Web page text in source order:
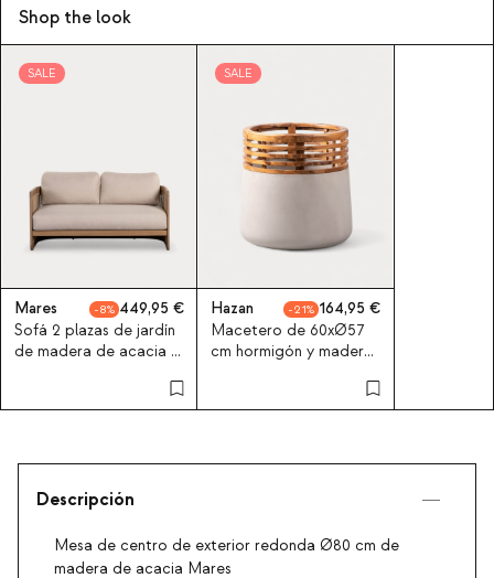
Shop the look
SALE
Mares 8
449,95
Sofá 2 plazas de jardín
de madera de acacia y
SALE
Hazan 21
164,95
Macetero de 60xØ57
cm hormigón y madera
Descripción
Mesa de centro de exterior redonda Ø80 cm de
madera de acacia Mares